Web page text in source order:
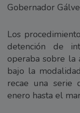
Gobernador
Los
detención de
operaba sobre la
bajo la
recae una serie
enero hasta el